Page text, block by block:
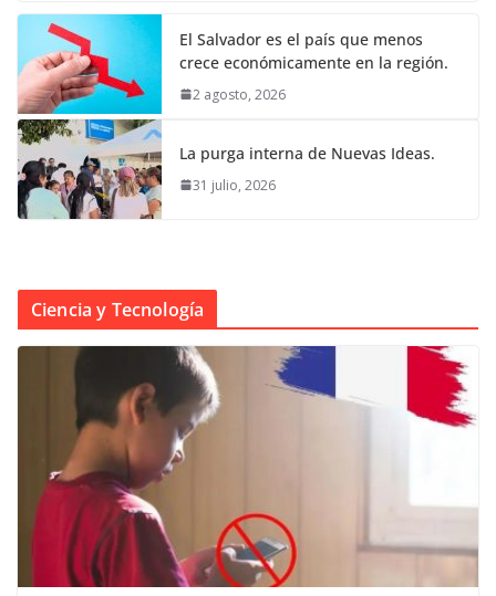
El Salvador es el país que menos
crece económicamente en la región.
2 agosto, 2026
La purga interna de Nuevas Ideas.
31 julio, 2026
Ciencia y Tecnología